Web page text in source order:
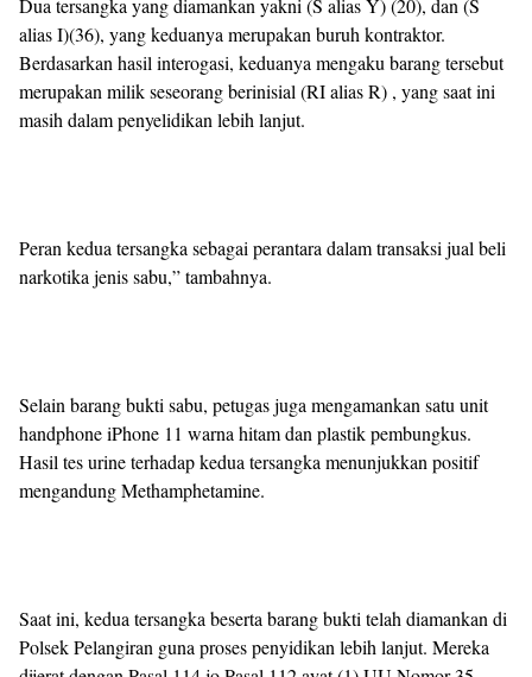
Dua tersangka yang diamankan yakni (S alias Y) (20), dan (S
alias I)(36), yang keduanya merupakan buruh kontraktor.
Berdasarkan hasil interogasi, keduanya mengaku barang tersebut
merupakan milik seseorang berinisial (RI alias R) , yang saat ini
masih dalam penyelidikan lebih lanjut.
Peran kedua tersangka sebagai perantara dalam transaksi jual beli
narkotika jenis sabu,” tambahnya.
Selain barang bukti sabu, petugas juga mengamankan satu unit
handphone iPhone 11 warna hitam dan plastik pembungkus.
Hasil tes urine terhadap kedua tersangka menunjukkan positif
mengandung Methamphetamine.
Saat ini, kedua tersangka beserta barang bukti telah diamankan di
Polsek Pelangiran guna proses penyidikan lebih lanjut. Mereka